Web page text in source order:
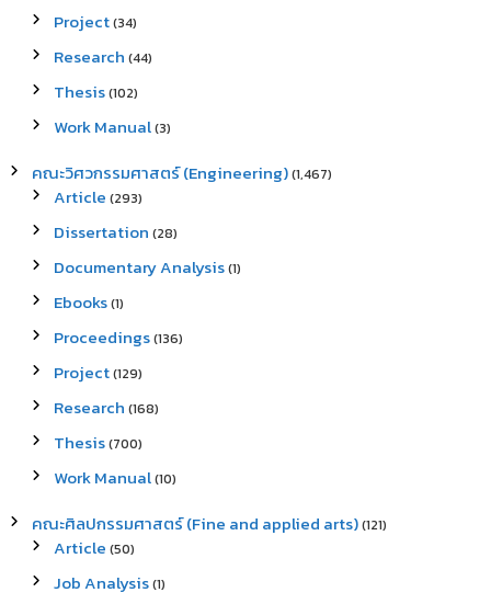
Project(34)
Research (44)
Thesis(102)
Work Manual(3)
คณะวิศวกรรมศาสตร์ (Engineering)(1,467)
Article (293)
Dissertation (28)
Documentary Analysis(1)
Ebooks(1)
Proceedings(136)
Project(129)
Research (168)
Thesis(700)
Work Manual(10)
คณะศิลปกรรมศาสตร์ (Fine and applied arts)(121)
Article (50)
Job Analysis(1)